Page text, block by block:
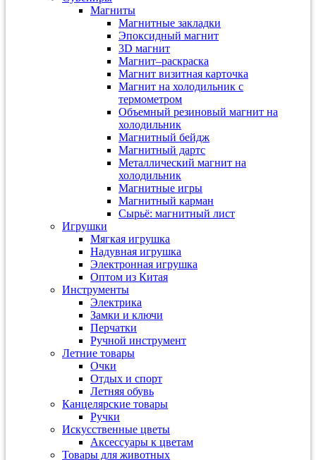
Магниты
Магнитные закладки
Эпоксидный магнит
3D магнит
Магнит–раскраска
Магнит визитная карточка
Магнит на холодильник с
термометром
Объемный резиновый магнит на
холодильник
Магнитный бейдж
Магнитный дартс
Металлический магнит на
холодильник
Магнитные игры
Магнитный карман
Сырьё: магнитный лист
Игрушки
Мягкая игрушка
Надувная игрушка
Электронная игрушка
Оптом из Китая
Инструменты
Электрика
Замки и ключи
Перчатки
Ручной инструмент
Летние товары
Очки
Отдых и спорт
Летняя обувь
Канцелярские товары
Ручки
Искусственные цветы
Аксессуары к цветам
Товары для животных